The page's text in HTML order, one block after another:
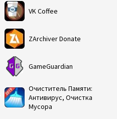
VK Coffee
ZArchiver Donate
GameGuardian
Очиститель Памяти:
Антивирус, Очистка
Мусора